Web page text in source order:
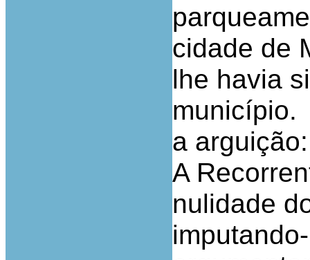
cidade de
lhe havia
município.
a arguição:
A
nulidade